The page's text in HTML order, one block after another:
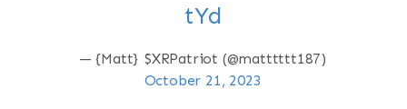
tYd
— {Matt} $XRPatriot (@matttttt187)
October 21, 2023